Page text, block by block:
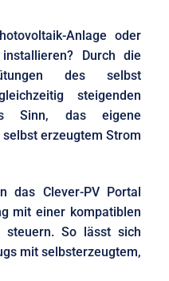
Anlage oder
Durch die
des selbst
steigenden
Sinn, das eigene
erzeugtem Strom
das Clever-PV Portal
mit einer kompatiblen
steuern. So lässt sich
mit selbsterzeugtem,